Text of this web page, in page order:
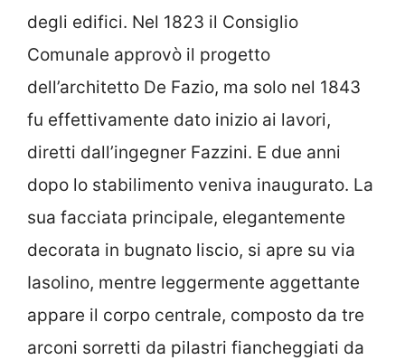
degli edifici. Nel 1823 il Consiglio
Comunale approvò il progetto
dell’architetto De Fazio, ma solo nel 1843
fu effettivamente dato inizio ai lavori,
diretti dall’ingegner Fazzini. E due anni
dopo lo stabilimento veniva inaugurato. La
sua facciata principale, elegantemente
decorata in bugnato liscio, si apre su via
Iasolino, mentre leggermente aggettante
appare il corpo centrale, composto da tre
arconi sorretti da pilastri fiancheggiati da